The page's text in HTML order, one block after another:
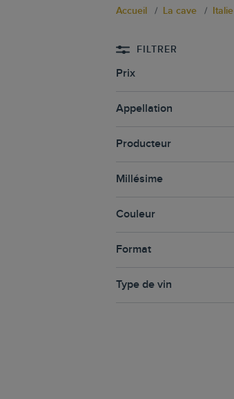
Accueil La cave Italie
FILTRER
Prix
Appellation
Producteur
Millésime
Couleur
Format
Type de vin